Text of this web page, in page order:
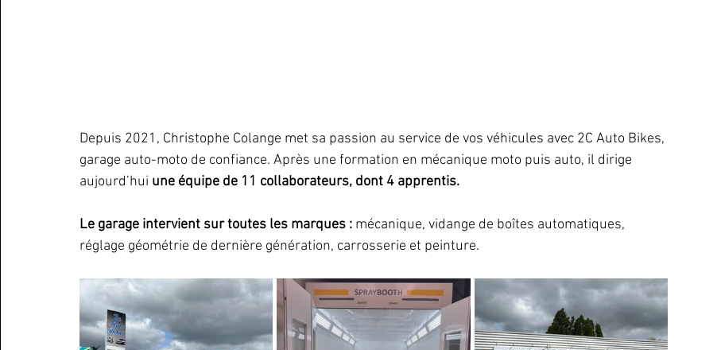
Depuis 2021, Christophe Colange met sa passion au service de vos véhicules avec 2C Auto Bikes,
garage auto-moto de confiance. Après une formation en mécanique moto puis auto, il dirige
aujourd’hui une équipe de 11 collaborateurs, dont 4 apprentis.
Le garage intervient sur toutes les marques : mécanique, vidange de boîtes automatiques,
réglage géométrie de dernière génération, carrosserie et peinture.